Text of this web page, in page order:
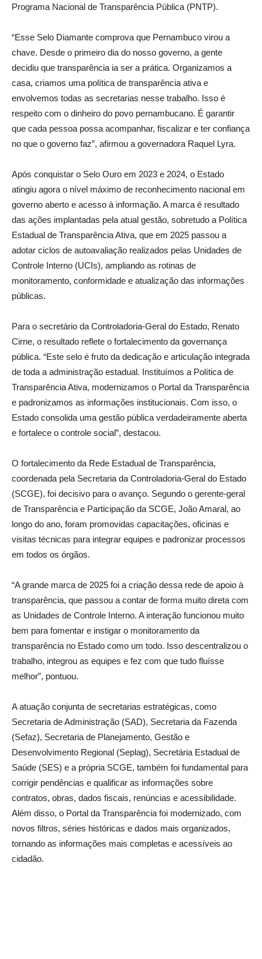
Programa Nacional de Transparência Pública (PNTP).
“Esse Selo Diamante comprova que Pernambuco virou a
chave. Desde o primeiro dia do nosso governo, a gente
decidiu que transparência ia ser a prática. Organizamos a
casa, criamos uma política de transparência ativa e
envolvemos todas as secretarias nesse trabalho. Isso é
respeito com o dinheiro do povo pernambucano. É garantir
que cada pessoa possa acompanhar, fiscalizar e ter confiança
no que o governo faz”, afirmou a governadora Raquel Lyra.
Após conquistar o Selo Ouro em 2023 e 2024, o Estado
atingiu agora o nível máximo de reconhecimento nacional em
governo aberto e acesso à informação. A marca é resultado
das ações implantadas pela atual gestão, sobretudo a Política
Estadual de Transparência Ativa, que em 2025 passou a
adotar ciclos de autoavaliação realizados pelas Unidades de
Controle Interno (UCIs), ampliando as rotinas de
monitoramento, conformidade e atualização das informações
públicas.
Para o secretário da Controladoria-Geral do Estado, Renato
Cirne, o resultado reflete o fortalecimento da governança
pública. “Este selo é fruto da dedicação e articulação integrada
de toda a administração estadual. Instituímos a Política de
Transparência Ativa, modernizamos o Portal da Transparência
e padronizamos as informações institucionais. Com isso, o
Estado consolida uma gestão pública verdadeiramente aberta
e fortalece o controle social”, destacou.
O fortalecimento da Rede Estadual de Transparência,
coordenada pela Secretaria da Controladoria-Geral do Estado
(SCGE), foi decisivo para o avanço. Segundo o gerente-geral
de Transparência e Participação da SCGE, João Amaral, ao
longo do ano, foram promovidas capacitações, oficinas e
visitas técnicas para integrar equipes e padronizar processos
em todos os órgãos.
“A grande marca de 2025 foi a criação dessa rede de apoio à
transparência, que passou a contar de forma muito direta com
as Unidades de Controle Interno. A interação funcionou muito
bem para fomentar e instigar o monitoramento da
transparência no Estado como um todo. Isso descentralizou o
trabalho, integrou as equipes e fez com que tudo fluísse
melhor”, pontuou.
A atuação conjunta de secretarias estratégicas, como
Secretaria de Administração (SAD), Secretaria da Fazenda
(Sefaz), Secretaria de Planejamento, Gestão e
Desenvolvimento Regional (Seplag), Secretária Estadual de
Saúde (SES) e a própria SCGE, também foi fundamental para
corrigir pendências e qualificar as informações sobre
contratos, obras, dados fiscais, renúncias e acessibilidade.
Além disso, o Portal da Transparência foi modernizado, com
novos filtros, séries históricas e dados mais organizados,
tornando as informações mais completas e acessíveis ao
cidadão.